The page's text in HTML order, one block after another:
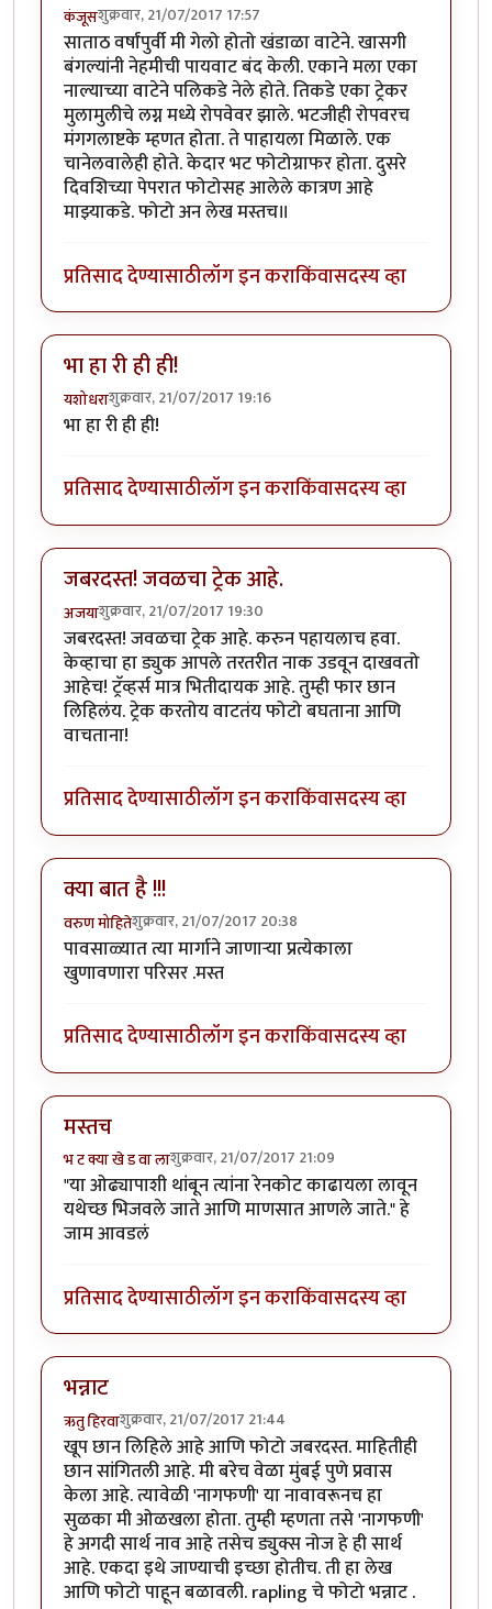
कंजूसशुक्रवार, 21/07/2017 17:57
साताठ वर्षांपुर्वी मी गेलो होतो खंडाळा वाटेने. खासगी
बंगल्यांनी नेहमीची पायवाट बंद केली. एकाने मला एका
नाल्याच्या वाटेने पलिकडे नेले होते. तिकडे एका ट्रेकर
मुलामुलीचे लग्न मध्ये रोपवेवर झाले. भटजीही रोपवरच
मंगगलाष्टके म्हणत होता. ते पाहायला मिळाले. एक
चानेलवालेही होते. केदार भट फोटोग्राफर होता. दुसरे
दिवशिच्या पेपरात फोटोसह आलेले कात्रण आहे
माझ्याकडे. फोटो अन लेख मस्तच॥
प्रतिसाद देण्यासाठीलॉग इन कराकिंवासदस्य व्हा
भा हा री ही ही!
यशोधराशुक्रवार, 21/07/2017 19:16
भा हा री ही ही!
प्रतिसाद देण्यासाठीलॉग इन कराकिंवासदस्य व्हा
जबरदस्त! जवळचा ट्रेक आहे.
अजयाशुक्रवार, 21/07/2017 19:30
जबरदस्त! जवळचा ट्रेक आहे. करुन पहायलाच हवा.
केव्हाचा हा ड्युक आपले तरतरीत नाक उडवून दाखवतो
आहेच! ट्रॅव्हर्स मात्र भितीदायक आहे. तुम्ही फार छान
लिहिलंय. ट्रेक करतोय वाटतंय फोटो बघताना आणि
वाचताना!
प्रतिसाद देण्यासाठीलॉग इन कराकिंवासदस्य व्हा
क्या बात है !!!
वरुण मोहितेशुक्रवार, 21/07/2017 20:38
पावसाळ्यात त्या मार्गाने जाणाऱ्या प्रत्येकाला
खुणावणारा परिसर .मस्त
प्रतिसाद देण्यासाठीलॉग इन कराकिंवासदस्य व्हा
मस्तच
भ ट क्या खे ड वा लाशुक्रवार, 21/07/2017 21:09
"या ओढ्यापाशी थांबून त्यांना रेनकोट काढायला लावून
यथेच्छ भिजवले जाते आणि माणसात आणले जाते." हे
जाम आवडलं
प्रतिसाद देण्यासाठीलॉग इन कराकिंवासदस्य व्हा
भन्नाट
ऋतु हिरवाशुक्रवार, 21/07/2017 21:44
खूप छान लिहिले आहे आणि फोटो जबरदस्त. माहितीही
छान सांगितली आहे. मी बरेच वेळा मुंबई पुणे प्रवास
केला आहे. त्यावेळी 'नागफणी' या नावावरूनच हा
सुळका मी ओळखला होता. तुम्ही म्हणता तसे 'नागफणी'
हे अगदी सार्थ नाव आहे तसेच ड्युक्स नोज हे ही सार्थ
आहे. एकदा इथे जाण्याची इच्छा होतीच. ती हा लेख
आणि फोटो पाहून बळावली. rapling चे फोटो भन्नाट .